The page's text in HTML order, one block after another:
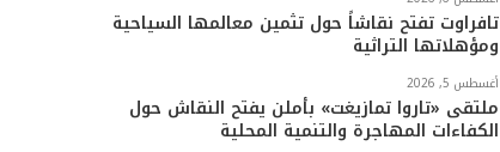
ا
تافراوت تفتح نقاشاً حول تثمين معالمها السياحية
ومؤهلاتها التراثية
أغسطس 5, 2026
ملتقى «تاروا تمازيغت» بأملن يفتح النقاش حول
الكفاءات المهاجرة والتنمية المحلية